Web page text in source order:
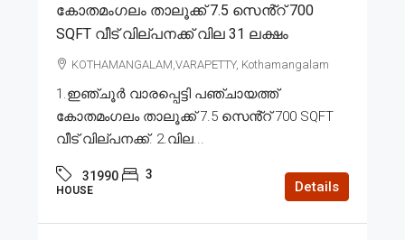
കോതമംഗലം താലൂക്ക് 7.5 സെൻ്റ് 700
SQFT വീട് വില്പനക്ക് വില 31 ലക്ഷം
KOTHAMANGALAM,VARAPETTY, Kothamangalam
1.ഇഞ്ചൂർ വാരപ്പെട്ടി പഞ്ചായത്ത്
കോതമംഗലം താലൂക്ക് 7.5 സെൻ്റ് 700 SQFT
വീട് വില്പനക്ക്. 2.വില...
31990 3
HOUSE Details